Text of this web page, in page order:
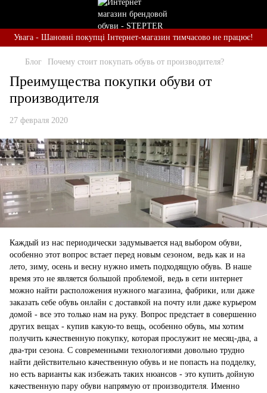
Увага - Шановні покупці Інтернет-магазин тимчасово не працює!
Блог Почему стоит покупать обувь от производителя?
Преимущества покупки обуви от
производителя
27 февраля 2020
Каждый из нас периодически задумывается над выбором обуви,
особенно этот вопрос встает перед новым сезоном, ведь как и на
лето, зиму, осень и весну нужно иметь подходящую обувь. В наше
время это не является большой проблемой, ведь в сети интернет
можно найти расположения нужного магазина, фабрики, или даже
заказать себе обувь онлайн с доставкой на почту или даже курьером
домой - все это только нам на руку. Вопрос предстает в совершенно
других вещах - купив какую-то вещь, особенно обувь, мы хотим
получить качественную покупку, которая прослужит не месяц-два, а
два-три сезона. С современными технологиями довольно трудно
найти действительно качественную обувь и не попасть на подделку,
но есть варианты как избежать таких нюансов - это купить дойную
качественную пару обуви напрямую от производителя. Именно